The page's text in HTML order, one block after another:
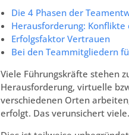
Die 4 Phasen der
Herausforderung:
Erfolgsfaktor Vertrauen
Bei den Teammitgliedern
Viele Führungskräfte stehen
Herausforderung, virtuelle
verschiedenen Orten
erfolgt. Das verunsichert viele.